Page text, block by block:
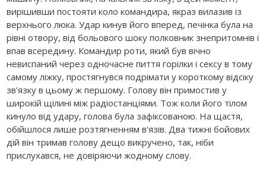
вирішивши постояти коло командира, якраз вилазив із
верхнього люка. Удар кинув його вперед, печінка була на
рівні отвору, від больового шоку полковник знепритомнів і
впав всередину. Командир роти, який був вічно
невиспаний через одночасне пиття горілки і сексу в тому
самому ліжку, простягнувся подрімати у короткому відсіку
зв'язку в цьому ж першому. Голову він примостив у
широкій щілині між радіостанціями. Тож коли його тілом
кинуло від удару, голова була зафіксованою. На щастя,
обійшлося лише розтягненням в'язів. Два тижні бойових
дій він тримав голову дещо викручено, так, ніби
прислухався, не довіряючи жодному слову.